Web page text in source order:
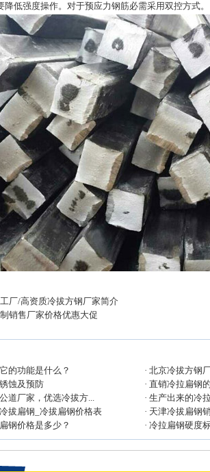
低强度操作。对于预应力钢筋必需采用双控方式。
厂/高资质冷拔方钢厂家简介
销售厂家价格优惠大促
的功能是什么？ · 北京冷拔方钢
蚀及预防 · 直销冷拉扁钢
道厂家，优选冷拔方... · 生产出来的冷
拔扁钢_冷拔扁钢价格表 · 天津冷拔扁钢
钢价格是多少？ · 冷拉扁钢硬度